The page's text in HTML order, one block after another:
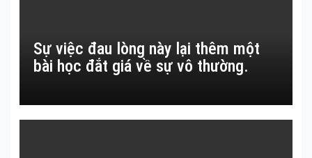
Sự việc đau lòng này lại thêm một
bài học đắt giá về sự vô thường.